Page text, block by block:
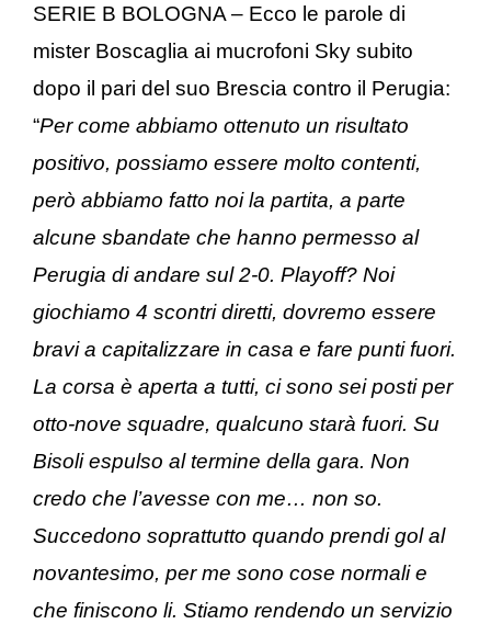
SERIE B BOLOGNA – Ecco le parole di
mister Boscaglia ai mucrofoni Sky subito
dopo il pari del suo Brescia contro il Perugia:
“Per come abbiamo ottenuto un risultato
positivo, possiamo essere molto contenti,
però abbiamo fatto noi la partita, a parte
alcune sbandate che hanno permesso al
Perugia di andare sul 2-0. Playoff? Noi
giochiamo 4 scontri diretti, dovremo essere
bravi a capitalizzare in casa e fare punti fuori.
La corsa è aperta a tutti, ci sono sei posti per
otto-nove squadre, qualcuno starà fuori. Su
Bisoli espulso al termine della gara. Non
credo che l’avesse con me… non so.
Succedono soprattutto quando prendi gol al
novantesimo, per me sono cose normali e
che finiscono li. Stiamo rendendo un servizio